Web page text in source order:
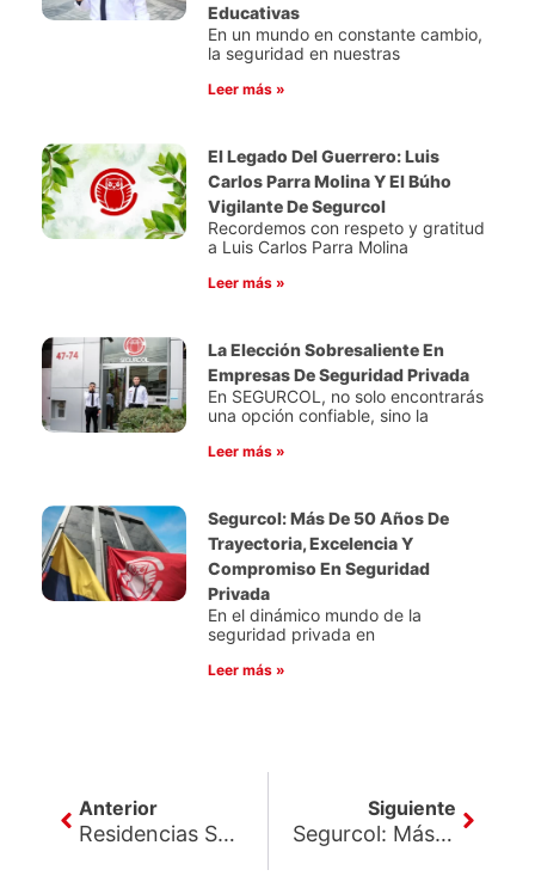
Educativas
En un mundo en constante cambio,
la seguridad en nuestras
Leer más »
El Legado Del Guerrero: Luis
Carlos Parra Molina Y El Búho
Vigilante De Segurcol
Recordemos con respeto y gratitud
a Luis Carlos Parra Molina
Leer más »
La Elección Sobresaliente En
Empresas De Seguridad Privada
En SEGURCOL, no solo encontrarás
una opción confiable, sino la
Leer más »
Segurcol: Más De 50 Años De
Trayectoria, Excelencia Y
Compromiso En Seguridad
Privada
En el dinámico mundo de la
seguridad privada en
Leer más »
Anterior
Residencias Seguras: El Papel Fundamental De La Seguridad En Unidades Residenciales
Siguiente
Segurcol: Más De 50 Años De Trayectoria, Excelencia Y Compromiso En Seguridad Privada